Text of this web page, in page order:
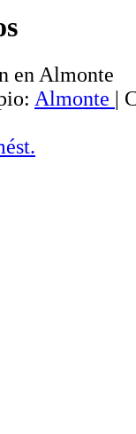
en Almonte
Almonte |